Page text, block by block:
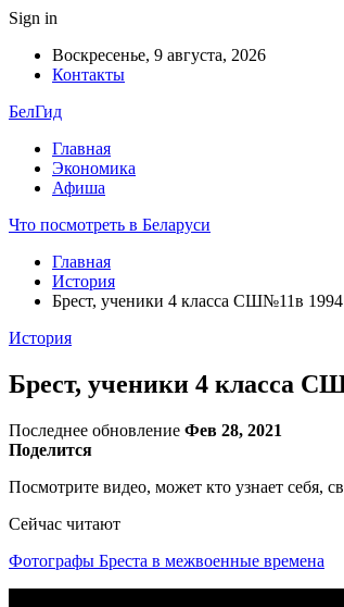
Sign in
Воскресенье, 9 августа, 2026
Контакты
БелГид
Главная
Экономика
Афиша
Что посмотреть в Беларуси
Главная
История
Брест, ученики 4 класса СШ№11в
История
Брест, ученики 4 класса
Последнее обновление Фев 28, 2021
Поделится
Посмотрите видео, может кто узнает себя,
Сейчас читают
Фотографы Бреста в межвоенные времена